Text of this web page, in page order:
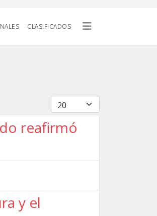
CLASIFICADOS
Cantidad
reafirmó
y el